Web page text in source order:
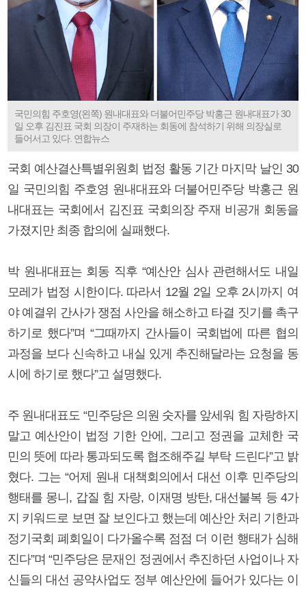
국민의힘 주호영(왼쪽) 원내대표와 더불어민주당 박홍근 원내대표가 30
일 오후 김진표 국회 의장이 주재하는 회동에 참석하기 위해 의장실로
들어서고 있다. 연합뉴스
국회 예산결산특별위원회 법정 활동 기간 마지막 날인 30
일 국민의힘 주호영 원내대표와 더불어민주당 박홍근 원
내대표는 국회에서 김진표 국회의장 주재 비공개 회동을
가졌지만 최종 합의에 실패했다.
박 원내대표는 회동 직후 “예산안 심사 관련해서도 내일
모레가 법정 시한이다. 따라서 12월 2일 오후 2시까지 여
야 예결위 간사가 쟁점 사안을 해소하고 타결 짓기를 촉구
하기로 했다”며 “그때까지 간사들이 국회법에 따른 협의
과정을 보다 신속하고 내실 있게 추진해달라는 요청을 동
시에 하기로 했다”고 설명했다.
주 원내대표도 “민주당은 의원 숫자를 앞세워 힘 자랑하지
말고 예산안이 법정 기한 안에, 그리고 정권을 교체한 국
민의 뜻에 따라 통과되도록 협조해주길 부탁 드린다”고 밝
혔다. 그는 “어제 원내 대책회의에서 대선 이후 민주당의
행태를 몽니, 갑질 힘 자랑, 이재명 방탄, 대선불복 등 4가
지 키워드로 보면 잘 보인다고 했는데 예산안 처리 기한과
정기국회 폐회일이 다가올수록 점점 더 이런 행태가 심해
진다”며 “민주당은 문재인 정권에서 추진하던 사업이나 자
신들의 대선 공약사업도 정부 예산안에 들어가 있다는 이